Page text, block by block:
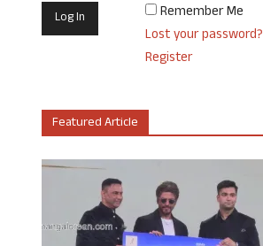
Remember Me
Lost your password?
Register
Featured Article